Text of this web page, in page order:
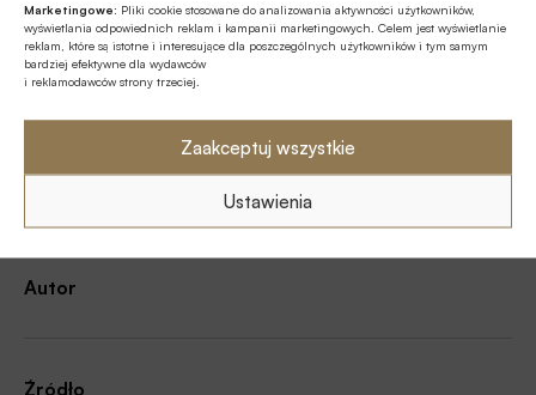
Marketingowe: Pliki cookie stosowane do analizowania aktywności użytkowników,
wyświetlania odpowiednich reklam i kampanii marketingowych. Celem jest wyświetlanie
reklam, które są istotne i interesujące dla poszczególnych użytkowników i tym samym
bardziej efektywne dla wydawców
i reklamodawców strony trzeciej.
Zaakceptuj wszystkie
Ustawienia
Udostępnij
Autor
Źródło